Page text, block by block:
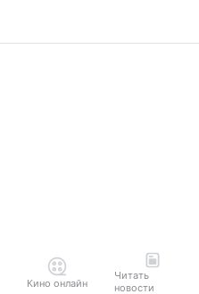
Кино онлайн
Читать
новости